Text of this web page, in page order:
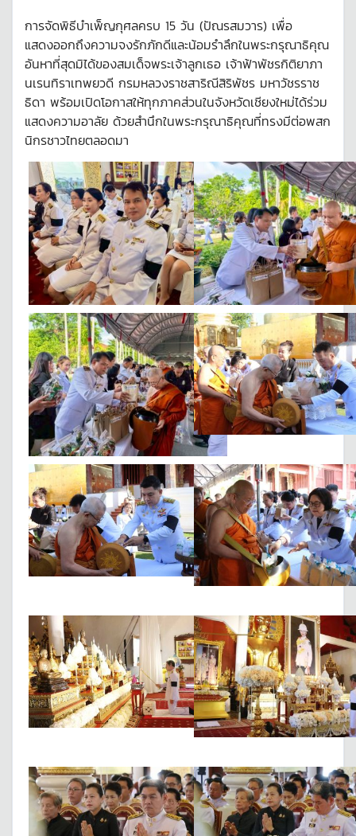
การจัดพิธีบำเพ็ญกุศลครบ 15 วัน (ปัณรสมวาร) เพื่อ
แสดงออกถึงความจงรักภักดีและน้อมรำลึกในพระกรุณาธิคุณ
อันหาที่สุดมิได้ของสมเด็จพระเจ้าลูกเธอ เจ้าฟ้าพัชรกิติยาภา
นเรนทิราเทพยวดี กรมหลวงราชสาริณีสิริพัชร มหาวัชรราช
ธิดา พร้อมเปิดโอกาสให้ทุกภาคส่วนในจังหวัดเชียงใหม่ได้ร่วม
แสดงความอาลัย ด้วยสำนึกในพระกรุณาธิคุณที่ทรงมีต่อพสก
นิกรชาวไทยตลอดมา